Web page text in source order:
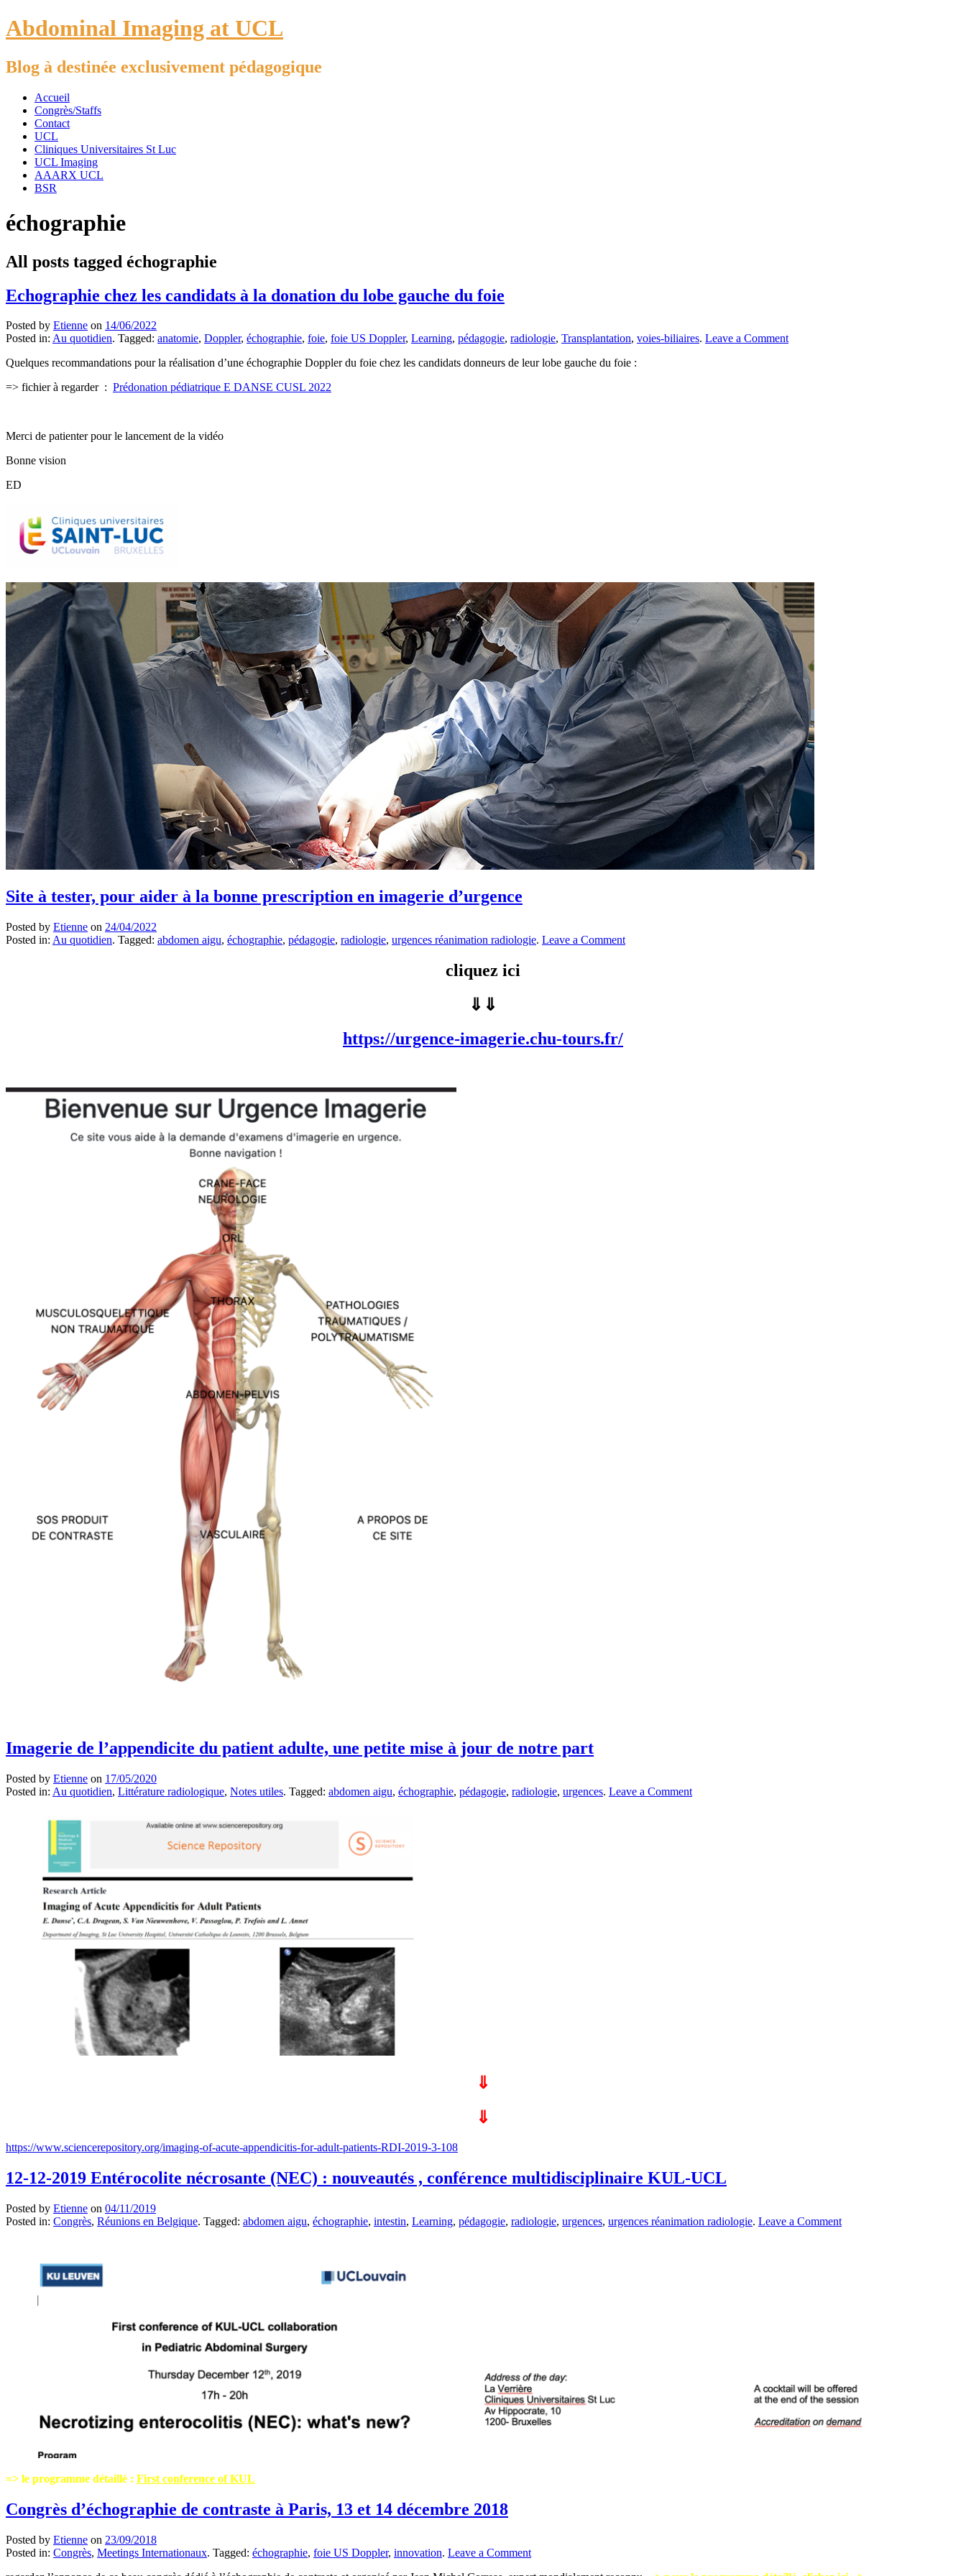
Abdominal Imaging at UCL
Blog à destinée exclusivement pédagogique
Accueil
Congrès/Staffs
Contact
UCL
Cliniques Universitaires St Luc
UCL Imaging
AAARX UCL
BSR
échographie
All posts tagged échographie
Echographie chez les candidats à la donation du lobe gauche du foie
Posted by Etienne on 14/06/2022
Posted in: Au quotidien. Tagged: anatomie, Doppler, échographie, foie, foie US Doppler, Learning, pédagogie, radiologie, Transplantation, voies-biliaires. Leave a Comment
Quelques recommandations pour la réalisation d’une échographie Doppler du foie chez les candidats donneurs de leur lobe gauche du foie :
=> fichier à regarder : Prédonation pédiatrique E DANSE CUSL 2022
Merci de patienter pour le lancement de la vidéo
Bonne vision
ED
Site à tester, pour aider à la bonne prescription en imagerie d’urgence
Posted by Etienne on 24/04/2022
Posted in: Au quotidien. Tagged: abdomen aigu, échographie, pédagogie, radiologie, urgences réanimation radiologie. Leave a Comment
cliquez ici
⇓⇓
https://urgence-imagerie.chu-tours.fr/
Imagerie de l’appendicite du patient adulte, une petite mise à jour de notre part
Posted by Etienne on 17/05/2020
Posted in: Au quotidien, Littérature radiologique, Notes utiles. Tagged: abdomen aigu, échographie, pédagogie, radiologie, urgences. Leave a Comment
⇓
⇓
https://www.sciencerepository.org/imaging-of-acute-appendicitis-for-adult-patients-RDI-2019-3-108
12-12-2019 Entérocolite nécrosante (NEC) : nouveautés , conférence multidisciplinaire KUL-UCL
Posted by Etienne on 04/11/2019
Posted in: Congrès, Réunions en Belgique. Tagged: abdomen aigu, échographie, intestin, Learning, pédagogie, radiologie, urgences, urgences réanimation radiologie. Leave a Comment
=> le programme détaillé : First conference of KUL
Congrès d’échographie de contraste à Paris, 13 et 14 décembre 2018
Posted by Etienne on 23/09/2018
Posted in: Congrès, Meetings Internationaux. Tagged: échographie, foie US Doppler, innovation. Leave a Comment